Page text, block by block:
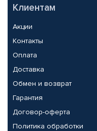
Клиентам
Акции
Контакты
Оплата
Доставка
Обмен и возврат
Гарантия
Договор-оферта
Политика обработки